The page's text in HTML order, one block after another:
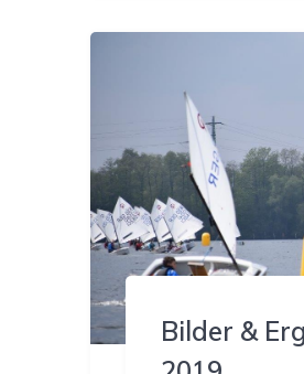
Bilder &